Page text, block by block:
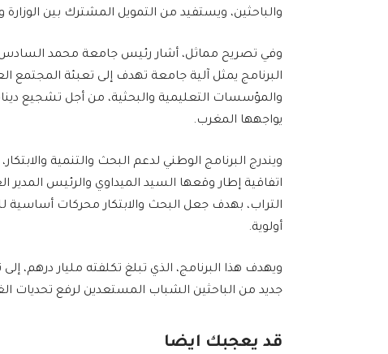
والباحثين، ويستفيد من التمويل المشترك بين
وفي تصريح مماثل، أشار رئيس جامعة محمد السادس
البرنامج يمثل آلية جامعة تهدف إلى تعبئة المجتمع
والمؤسسات التعليمية والبحثية، من أجل تشجيع
يواجهها المغرب.
ويندرج البرنامج الوطني لدعم البحث والتنمية
اتفاقية إطار وقعها السيد الميداوي والرئيس
التراب، بهدف جعل البحث والابتكار محركات
أولوية.
ويهدف هذا البرنامج، الذي تبلغ تكلفته مليار
جديد من الباحثين الشباب المستعدين لرفع تحديات
قد يعجبك ايضا